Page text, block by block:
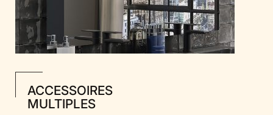
ACCESSOIRES
MULTIPLES